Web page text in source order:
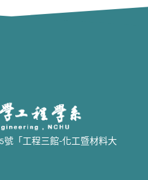
號「工程三館-化工暨材料大